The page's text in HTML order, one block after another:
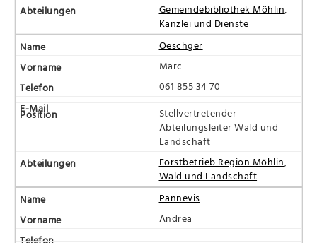
Gemeindebibliothek Möhlin,
Kanzlei und Dienste
Oeschger
Marc
061 855 34 70
Stellvertretender
Abteilungsleiter Wald und
Landschaft
Forstbetrieb Region Möhlin,
Wald und Landschaft
Pannevis
Andrea